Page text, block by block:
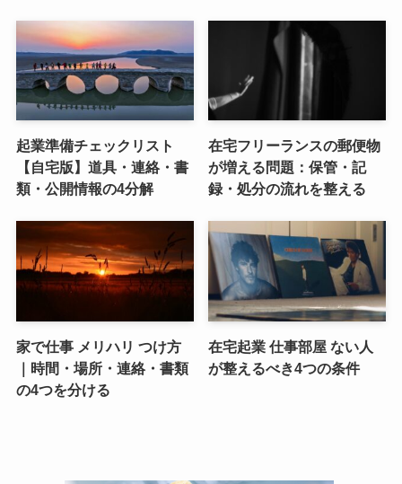
起業準備チェックリスト
【自宅版】道具・連絡・書
類・公開情報の4分解
在宅フリーランスの郵便物
が増える問題：保管・記
録・処分の流れを整える
家で仕事 メリハリ つけ方
｜時間・場所・連絡・書類
の4つを分ける
在宅起業 仕事部屋 ない人
が整えるべき4つの条件